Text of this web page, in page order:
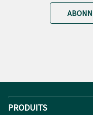
PRODUITS